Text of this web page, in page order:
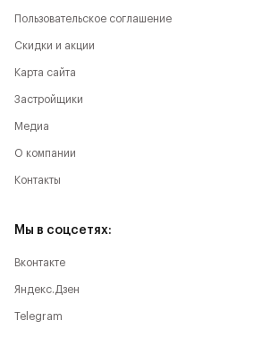
Пользовательское соглашение
Скидки и акции
Карта сайта
Застройщики
Медиа
О компании
Контакты
Мы в соцсетях:
Вконтакте
Яндекс.Дзен
Telegram